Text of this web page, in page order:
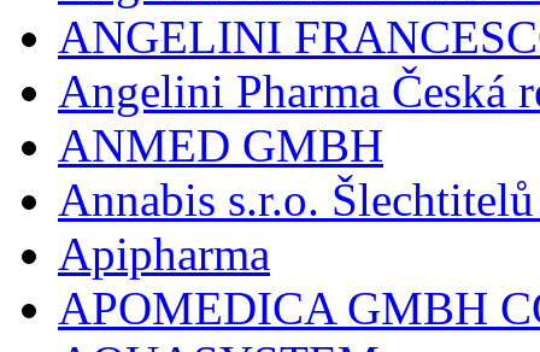
ANGELINI
Angelini Pharma Česká
ANMED GMBH
Annabis s.r.o.
Apipharma
APOMEDICA GMBH